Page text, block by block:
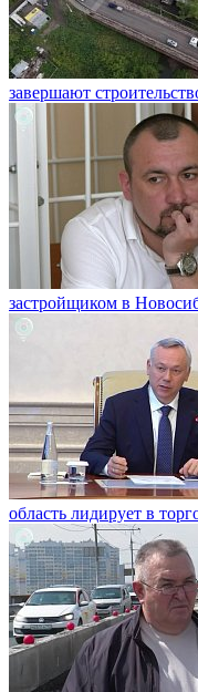
завершают
застройщиком в
область лидирует в